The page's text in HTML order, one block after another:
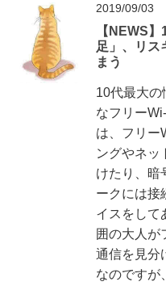
2019/09/03
【NEWS
足」、リス
まう
10代最大の
なフリー
は、フリー
ングやネッ
けたり、暗
ークには接
イスをして
囲の大人が
通信を見分
なのですが